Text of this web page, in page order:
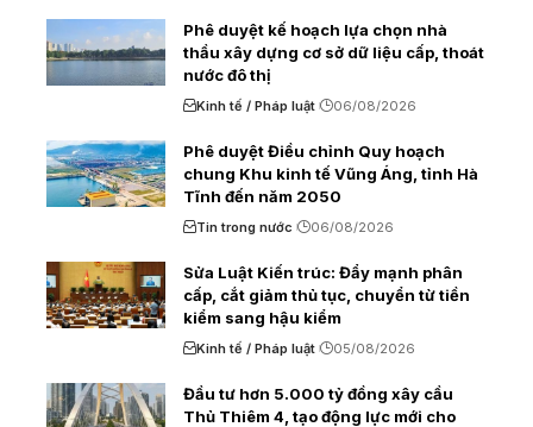
Phê duyệt kế hoạch lựa chọn nhà
thầu xây dựng cơ sở dữ liệu cấp, thoát
nước đô thị
Kinh tế / Pháp luật 06/08/2026
Phê duyệt Điều chỉnh Quy hoạch
chung Khu kinh tế Vũng Áng, tỉnh Hà
Tĩnh đến năm 2050
Tin trong nước 06/08/2026
Sửa Luật Kiến trúc: Đẩy mạnh phân
cấp, cắt giảm thủ tục, chuyển từ tiền
kiểm sang hậu kiểm
Kinh tế / Pháp luật 05/08/2026
Đầu tư hơn 5.000 tỷ đồng xây cầu
Thủ Thiêm 4, tạo động lực mới cho